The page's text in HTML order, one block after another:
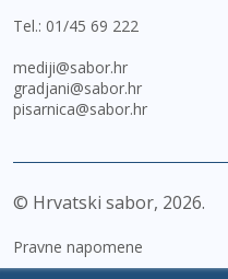
Tel.: 01/45 69 222
mediji@sabor.hr
gradjani@sabor.hr
pisarnica@sabor.hr
© Hrvatski sabor, 2026
Pravne napomene